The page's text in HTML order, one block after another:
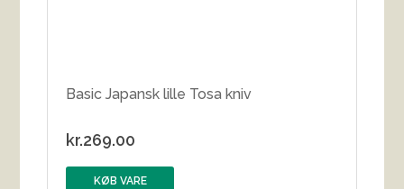
Basic Japansk lille Tosa kniv
kr.269.00
KØB VARE